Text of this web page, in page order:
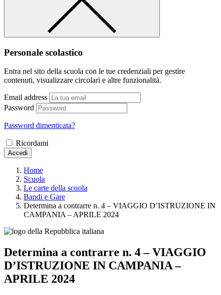
Personale scolastico
Entra nel sito della scuola con le tue credenziali per gestire
contenuti, visualizzare circolari e altre funzionalità.
Email address
Password
Password dimenticata?
Ricordami
Accedi
Home
Scuola
Le carte della scuola
Bandi e Gare
Determina a contrarre n. 4 – VIAGGIO D’ISTRUZIONE IN
CAMPANIA – APRILE 2024
Determina a contrarre n. 4 – VIAGGIO
D’ISTRUZIONE IN CAMPANIA –
APRILE 2024